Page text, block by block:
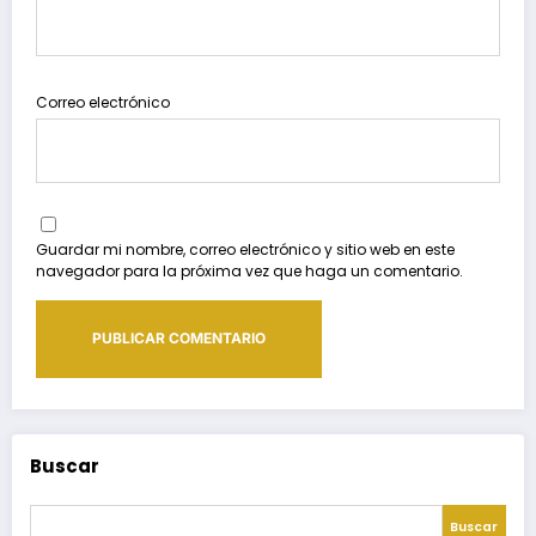
Correo electrónico
Guardar mi nombre, correo electrónico y sitio web en este
navegador para la próxima vez que haga un comentario.
Buscar
Buscar